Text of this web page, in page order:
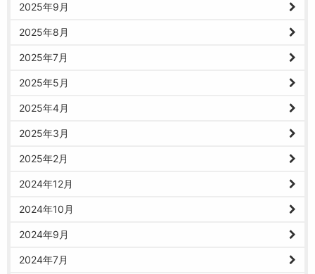
2025年9月
2025年8月
2025年7月
2025年5月
2025年4月
2025年3月
2025年2月
2024年12月
2024年10月
2024年9月
2024年7月